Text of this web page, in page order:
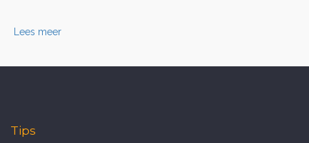
Lees meer
Tips